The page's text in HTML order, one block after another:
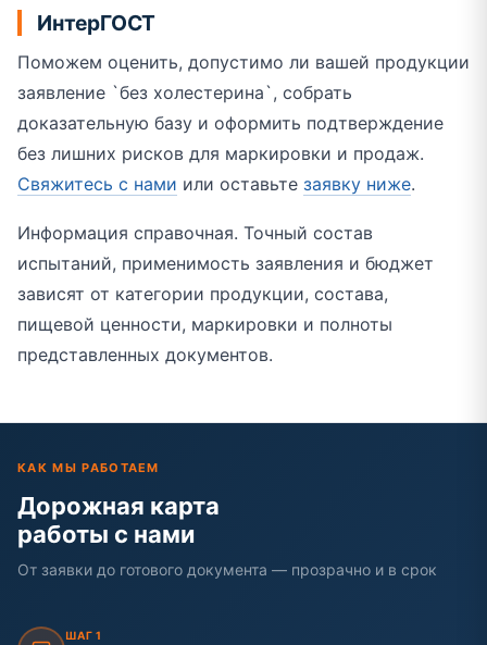
ИнтерГОСТ
Поможем оценить, допустимо ли вашей продукции
заявление `без холестерина`, собрать
доказательную базу и оформить подтверждение
без лишних рисков для маркировки и продаж.
Свяжитесь с нами или оставьте заявку ниже.
Информация справочная. Точный состав
испытаний, применимость заявления и бюджет
зависят от категории продукции, состава,
пищевой ценности, маркировки и полноты
представленных документов.
КАК МЫ РАБОТАЕМ
Дорожная карта
работы с нами
От заявки до готового документа — прозрачно и в срок
ШАГ 1